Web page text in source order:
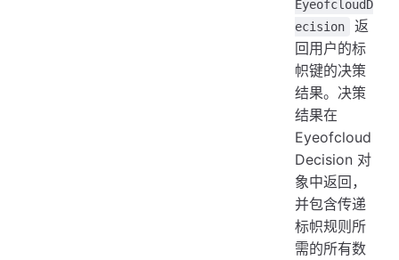
EyeofcloudD
ecision
返
回用户的标
帜键的决策
结果。决策
结果在
Eyeofcloud
Decision 对
象中返回，
并包含传递
标帜规则所
需的所有数